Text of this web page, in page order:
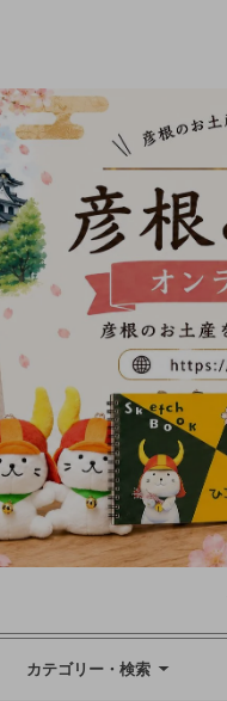
カテゴリー・検索